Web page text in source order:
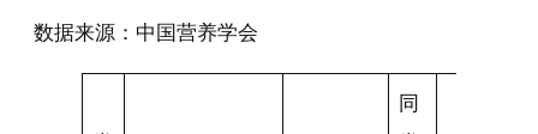
数据来源：中国营养学会
同